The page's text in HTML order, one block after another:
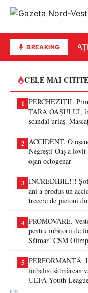
BREAKING
CELE MAI CITITE
1 PERCHEZIȚII.
ȚARA OAȘULUI,
scandal uriaș.
fraude de proporții
2 ACCIDENT. O
Negrești-Oaș a lovit
oșan octogenar
3 INCREDIBIL!!!
ani a produs un
trecere de pietoni
4 PROMOVARE.
pentru iubitorii de
Sătmar! CSM
5 PERFORMANȚĂ.
fotbalist sătmărean
UEFA Youth